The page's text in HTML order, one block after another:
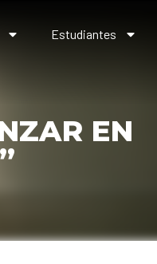
Estudiantes
EN